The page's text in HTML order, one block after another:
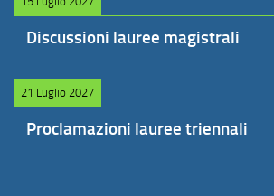
Discussioni lauree magistrali
21 Luglio 2027
Proclamazioni lauree triennali